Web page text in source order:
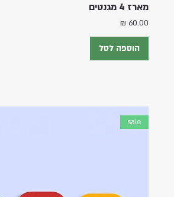
מארז 4 מגנטים
מחיר
הוספה לסל
sale